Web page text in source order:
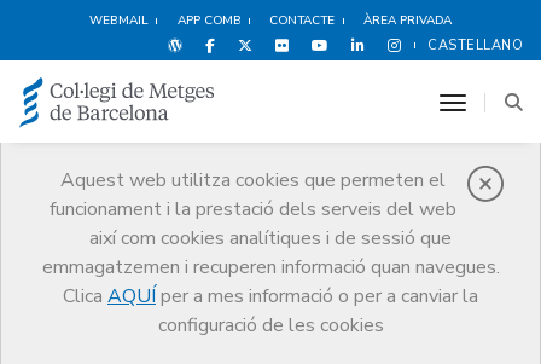
WEBMAIL APP COMB CONTACTE ÀREA PRIVADA
CASTELLANO
Aquest web utilitza cookies que permeten el
funcionament i la prestació dels serveis del web
així com cookies analítiques i de sessió que
emmagatzemen i recuperen informació quan navegues.
Clica AQUÍ per a mes informació o per a canviar la
configuració de les cookies
toggle
Premis
Premis Guardonat Edició 2008